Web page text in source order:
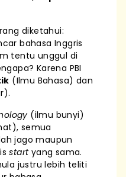
diketahui:
bahasa Inggris
tentu unggul di
Karena PBI
(Ilmu Bahasa) dan
(ilmu bunyi)
semua
jago maupun
startyang sama.
justru lebih teliti